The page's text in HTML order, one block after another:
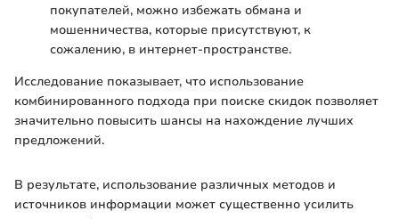
покупателей, можно избежать обмана и
мошенничества, которые присутствуют, к
сожалению, в интернет-пространстве.
Исследование показывает, что использование
комбинированного подхода при поиске скидок позволяет
значительно повысить шансы на нахождение лучших
предложений.
В результате, использование различных методов и
источников информации может существенно усилить